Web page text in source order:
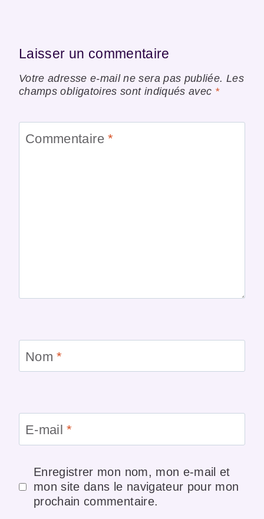
Laisser un commentaire
Votre adresse e-mail ne sera pas publiée. Les
champs obligatoires sont indiqués avec *
Commentaire*
Nom*
E-mail*
Enregistrer mon nom, mon e-mail et
mon site dans le navigateur pour mon
prochain commentaire.